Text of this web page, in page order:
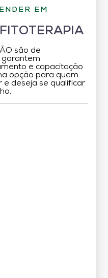
EM
são de
e capacitação
opção para quem
e deseja se qualificar